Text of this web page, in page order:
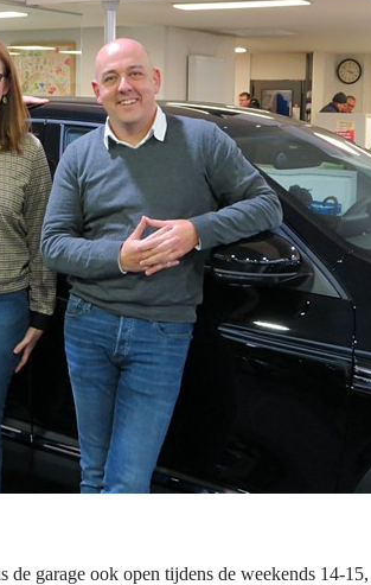
de garage ook open tijdens de weekends 14-